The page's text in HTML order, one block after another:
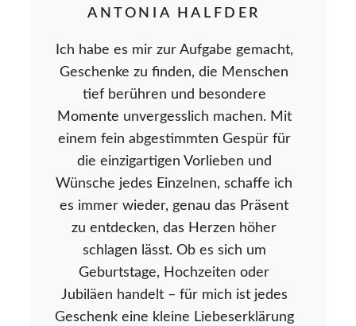
ANTONIA HALFDER
Ich habe es mir zur Aufgabe gemacht,
Geschenke zu finden, die Menschen
tief berühren und besondere
Momente unvergesslich machen. Mit
einem fein abgestimmten Gespür für
die einzigartigen Vorlieben und
Wünsche jedes Einzelnen, schaffe ich
es immer wieder, genau das Präsent
zu entdecken, das Herzen höher
schlagen lässt. Ob es sich um
Geburtstage, Hochzeiten oder
Jubiläen handelt – für mich ist jedes
Geschenk eine kleine Liebeserklärung